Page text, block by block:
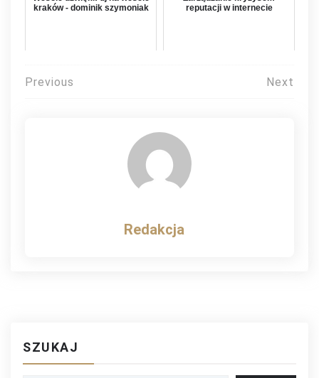
kraków - dominik szymoniak
reputacji w internecie
Nawigacja
Previous Next
Redakcja
SZUKAJ